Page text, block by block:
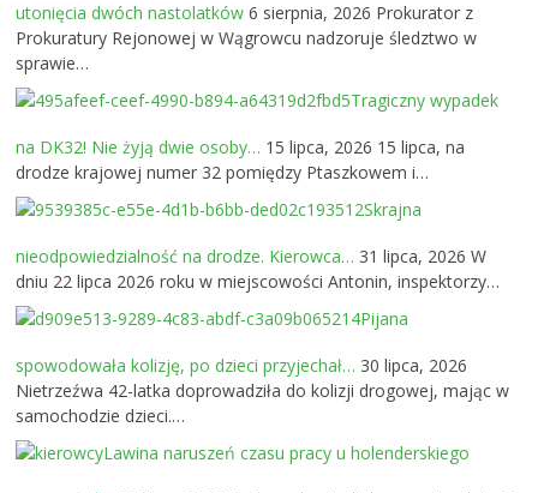
utonięcia dwóch nastolatków 6 sierpnia, 2026 Prokurator z
Prokuratury Rejonowej w Wągrowcu nadzoruje śledztwo w
sprawie…
Tragiczny wypadek
na DK32! Nie żyją dwie osoby… 15 lipca, 2026 15 lipca, na
drodze krajowej numer 32 pomiędzy Ptaszkowem i…
Skrajna
nieodpowiedzialność na drodze. Kierowca… 31 lipca, 2026 W
dniu 22 lipca 2026 roku w miejscowości Antonin, inspektorzy…
Pijana
spowodowała kolizję, po dzieci przyjechał… 30 lipca, 2026
Nietrzeźwa 42-latka doprowadziła do kolizji drogowej, mając w
samochodzie dzieci.…
Lawina naruszeń czasu pracy u holenderskiego